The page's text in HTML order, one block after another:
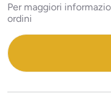
Per maggiori
ordini